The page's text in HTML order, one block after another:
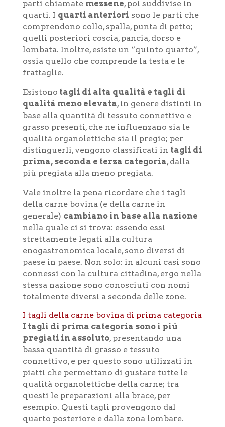
parti chiamate mezzene, poi suddivise in
quarti. I quarti anteriori sono le parti che
comprendono collo, spalla, punta di petto;
quelli posteriori coscia, pancia, dorso e
lombata. Inoltre, esiste un “quinto quarto”,
ossia quello che comprende la testa e le
frattaglie.
Esistono tagli di alta qualità e tagli di
qualità meno elevata, in genere distinti in
base alla quantità di tessuto connettivo e
grasso presenti, che ne influenzano sia le
qualità organolettiche sia il pregio; per
distinguerli, vengono classificati in tagli di
prima, seconda e terza categoria, dalla
più pregiata alla meno pregiata.
Vale inoltre la pena ricordare che i tagli
della carne bovina (e della carne in
generale) cambiano in base alla nazione
nella quale ci si trova: essendo essi
strettamente legati alla cultura
enogastronomica locale, sono diversi di
paese in paese. Non solo: in alcuni casi sono
connessi con la cultura cittadina, ergo nella
stessa nazione sono conosciuti con nomi
totalmente diversi a seconda delle zone.
I tagli della carne bovina di prima categoria
I tagli di prima categoria sono i più
pregiati in assoluto, presentando una
bassa quantità di grasso e tessuto
connettivo, e per questo sono utilizzati in
piatti che permettano di gustare tutte le
qualità organolettiche della carne; tra
questi le preparazioni alla brace, per
esempio. Questi tagli provengono dal
quarto posteriore e dalla zona lombare.